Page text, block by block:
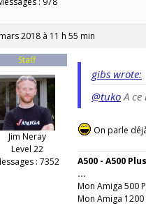
2018 à 11 h 55 min
Staff
Jim Neray
Level 22
: 7352
gibs wrote:
@tukoA ce
On parle
A500 - A500
...
Mon Amiga 500
Mon Amiga 1200